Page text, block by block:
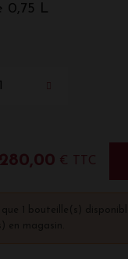
0,75 L
280,00 € TTC